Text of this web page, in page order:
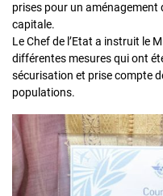
prises pour un
capitale.
Le Chef de l’Etat a instruit le
différentes mesures qui ont
sécurisation et prise compte
populations.